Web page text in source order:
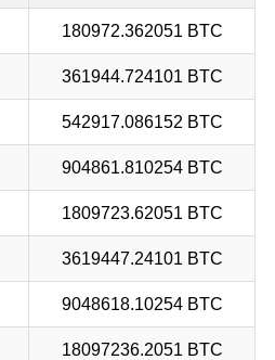
180972.362051 BTC
361944.724101 BTC
542917.086152 BTC
904861.810254 BTC
1809723.62051 BTC
3619447.24101 BTC
9048618.10254 BTC
18097236.2051 BTC